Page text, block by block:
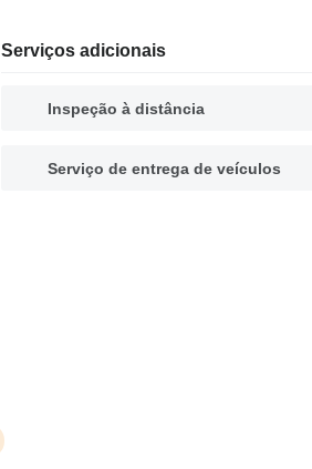
Serviços adicionais
Inspeção à distância
Serviço de entrega de veículos